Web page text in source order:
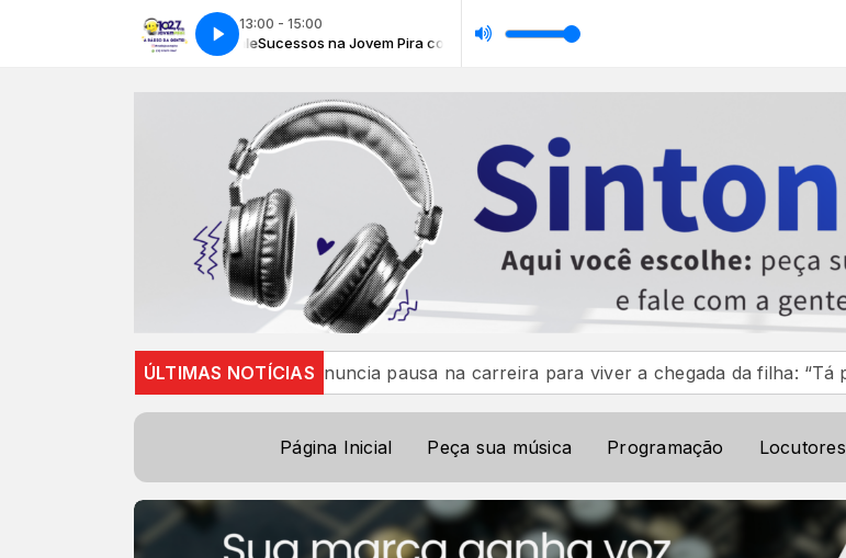
13:00 - 15:00
Jovem Pira com Rayan CanaleSucessos na Jovem Pira com Rayan Canale
ÚLTIMAS NOTÍCIAS
Mari Fernandez anuncia pausa na carreira para viver a chegada da filha: “Tá pertinho”
Página Inicial Peça sua música Programação Locutores